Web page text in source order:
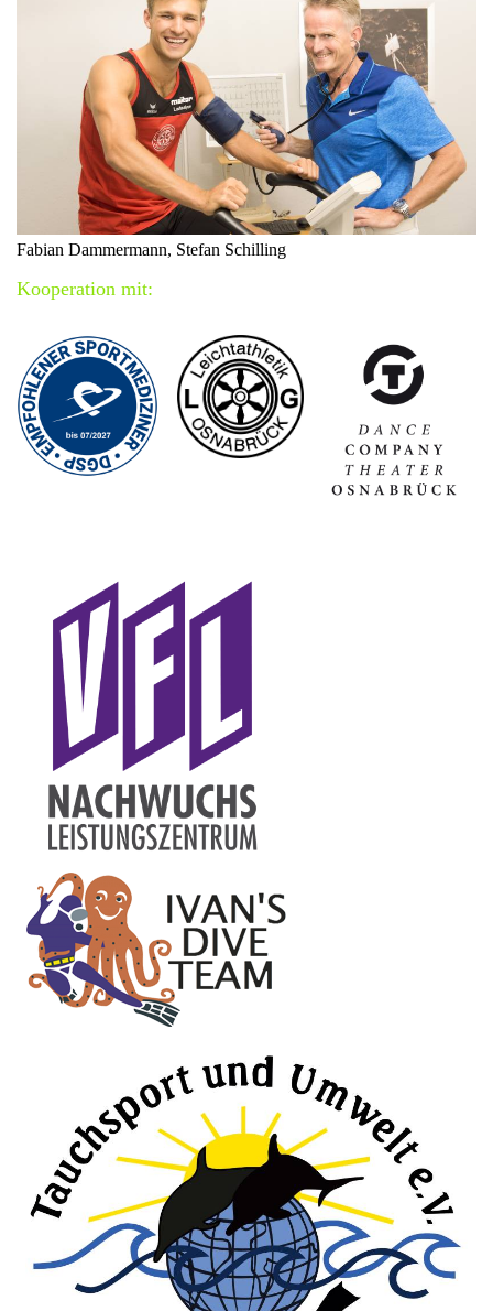
Fabian Dammermann, Stefan Schilling
Kooperation mit: